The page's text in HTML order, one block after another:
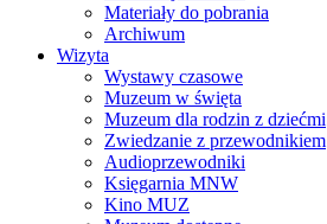
Materiały do pobrania
Archiwum
Wizyta
Wystawy czasowe
Muzeum w święta
Muzeum dla rodzin z dziećmi
Zwiedzanie z przewodnikiem
Audioprzewodniki
Księgarnia MNW
Kino MUZ